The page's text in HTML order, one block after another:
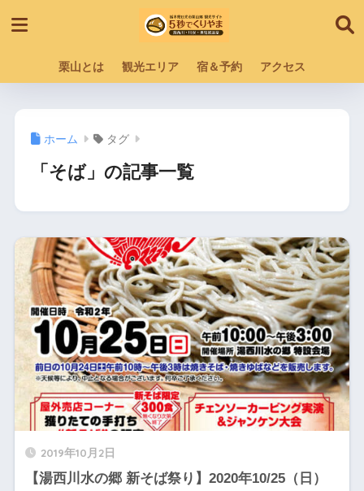
栗山とは 観光エリア 宿＆予約 アクセス
ホーム タグ
「そば」の記事一覧
2019年10月2日
【湯西川水の郷 新そば祭り】2020年10/25（日）